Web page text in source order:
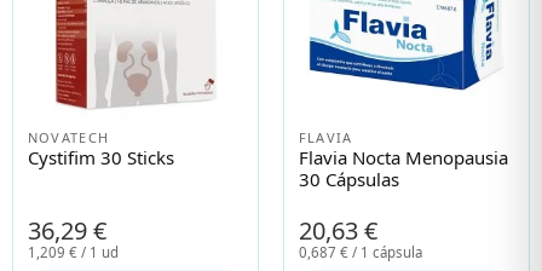
NOVATECH
Cystifim 30 Sticks
36,29 €
1,209 € / 1 ud
FLAVIA
Flavia Nocta Menopausia
30 Cápsulas
20,63 €
0,687 € / 1 cápsula